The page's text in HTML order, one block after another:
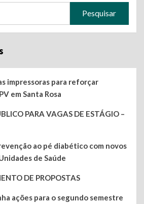
impressoras para reforçar
em Santa Rosa
PARA VAGAS DE ESTÁGIO –
ao pé diabético com novos
de Saúde
DE PROPOSTAS
ações para o segundo semestre